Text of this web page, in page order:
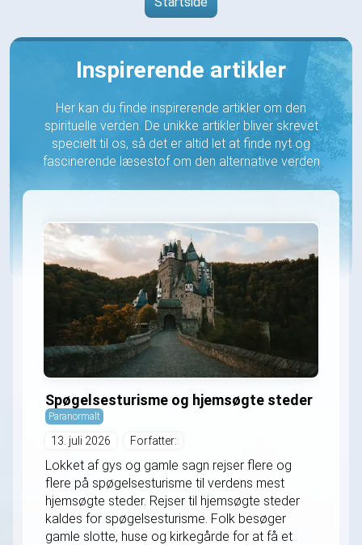
Inspirerende artikler
Her kan du finde inspirerende artikler om den
spirituelle verden. De unikke artikler bliver skrevet
specielt til os, så det er altid let at finde nyt og
fascinerende læsestof om den alternative verden
Spøgelsesturisme og hjemsøgte steder
Paranormalt
13. juli 2026 Forfatter:
Lokket af gys og gamle sagn rejser flere og
flere på spøgelsesturisme til verdens mest
hjemsøgte steder. Rejser til hjemsøgte steder
kaldes for spøgelsesturisme. Folk besøger
gamle slotte, huse og kirkegårde for at få et